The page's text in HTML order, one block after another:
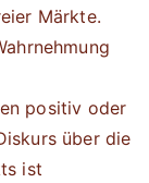
Märkte.
positiv oder
über die
ist